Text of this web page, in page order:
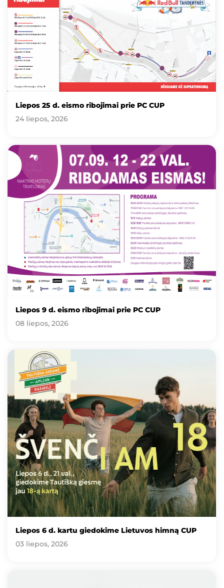
Liepos 25 d. eismo ribojimai prie PC CUP
24 liepos, 2026
Liepos 9 d. eismo ribojimai prie PC CUP
08 liepos, 2026
Liepos 6 d. kartu giedokime Lietuvos himną CUP
03 liepos, 2026